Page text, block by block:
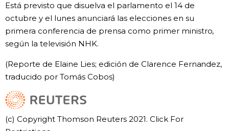
Está previsto que disuelva el parlamento el 14 de
octubre y el lunes anunciará las elecciones en su
primera conferencia de prensa como primer ministro,
según la televisión NHK.
(Reporte de Elaine Lies; edición de Clarence Fernandez,
traducido por Tomás Cobos)
(c) Copyright Thomson Reuters 2021. Click For